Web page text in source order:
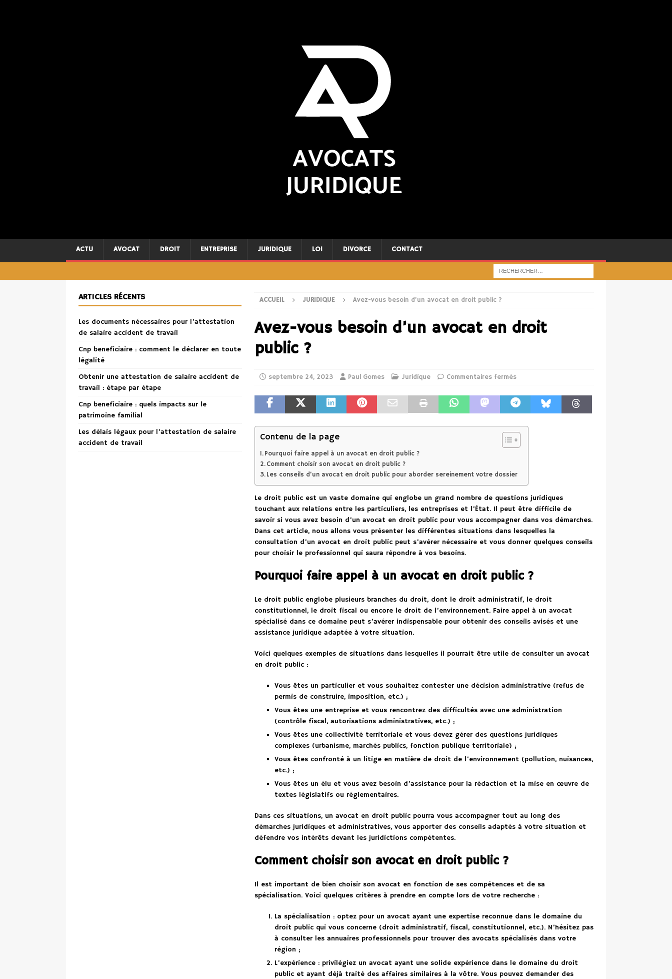
ACTU AVOCAT DROIT ENTREPRISE JURIDIQUE LOI DIVORCE CONTACT
ACCUEIL JURIDIQUE Avez-vous besoin d’un avocat en droit public ?
Avez-vous besoin d’un avocat en droit
public ?
septembre 24, 2023 Paul Gomes Juridique Commentaires fermés
Contenu de la page
Pourquoi faire appel à un avocat en droit public ?
Comment choisir son avocat en droit public ?
Les conseils d’un avocat en droit public pour aborder sereinement votre dossier
Le droit public est un vaste domaine qui englobe un grand nombre de questions juridiques
touchant aux relations entre les particuliers, les entreprises et l’État. Il peut être difficile de
savoir si vous avez besoin d’un avocat en droit public pour vous accompagner dans vos démarches.
Dans cet article, nous allons vous présenter les différentes situations dans lesquelles la
consultation d’un avocat en droit public peut s’avérer nécessaire et vous donner quelques conseils
pour choisir le professionnel qui saura répondre à vos besoins.
Pourquoi faire appel à un avocat en droit public ?
Le droit public englobe plusieurs branches du droit, dont le droit administratif, le droit
constitutionnel, le droit fiscal ou encore le droit de l’environnement. Faire appel à un avocat
spécialisé dans ce domaine peut s’avérer indispensable pour obtenir des conseils avisés et une
assistance juridique adaptée à votre situation.
Voici quelques exemples de situations dans lesquelles il pourrait être utile de consulter un avocat
en droit public :
Vous êtes un particulier et vous souhaitez contester une décision administrative (refus de
permis de construire, imposition, etc.) ;
Vous êtes une entreprise et vous rencontrez des difficultés avec une administration
(contrôle fiscal, autorisations administratives, etc.) ;
Vous êtes une collectivité territoriale et vous devez gérer des questions juridiques
complexes (urbanisme, marchés publics, fonction publique territoriale) ;
Vous êtes confronté à un litige en matière de droit de l’environnement (pollution, nuisances,
etc.) ;
Vous êtes un élu et vous avez besoin d’assistance pour la rédaction et la mise en œuvre de
textes législatifs ou réglementaires.
Dans ces situations, un avocat en droit public pourra vous accompagner tout au long des
démarches juridiques et administratives, vous apporter des conseils adaptés à votre situation et
défendre vos intérêts devant les juridictions compétentes.
Comment choisir son avocat en droit public ?
Il est important de bien choisir son avocat en fonction de ses compétences et de sa
spécialisation. Voici quelques critères à prendre en compte lors de votre recherche :
La spécialisation : optez pour un avocat ayant une expertise reconnue dans le domaine du
droit public qui vous concerne (droit administratif, fiscal, constitutionnel, etc.). N’hésitez pas
à consulter les annuaires professionnels pour trouver des avocats spécialisés dans votre
région ;
L’expérience : privilégiez un avocat ayant une solide expérience dans le domaine du droit
public et ayant déjà traité des affaires similaires à la vôtre. Vous pouvez demander des
ARTICLES RÉCENTS
Les documents nécessaires pour l’attestation
de salaire accident de travail
Cnp beneficiaire : comment le déclarer en toute
légalité
Obtenir une attestation de salaire accident de
travail : étape par étape
Cnp beneficiaire : quels impacts sur le
patrimoine familial
Les délais légaux pour l’attestation de salaire
accident de travail